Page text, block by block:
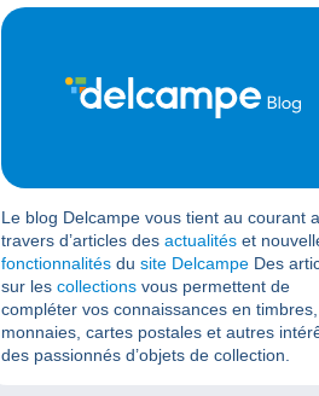
Le blog Delcampe vous tient au courant
travers d’articles des actualités et
fonctionnalités du site Delcampe Des
sur les collections vous permettent de
compléter vos connaissances en timbres,
monnaies, cartes postales et autres
des passionnés d’objets de collection.